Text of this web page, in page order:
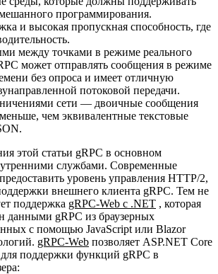
программирования.
и высокая пропускная способность, где
между точками в режиме реального
может отправлять сообщения в режиме
без опроса и имеет отличную
потоковой передачи.
сети — двоичные сообщения
чем эквивалентные текстовые
этой статьи gRPC в основном
службами. Современные
уровень управления HTTP/2,
внешнего клиента gRPC. Тем не
поддержка gRPC-Web с .NET , которая
данными gRPC из браузерных
с помощью JavaScript или Blazor
gRPC-Web позволяет ASP.NET Core
поддержки функций gRPC в